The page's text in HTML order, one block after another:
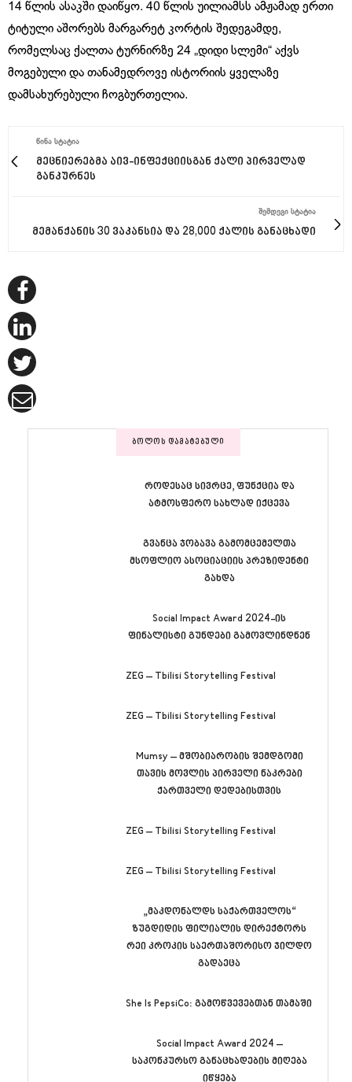
14 წლის ასაკში დაიწყო. 40 წლის უილიამსს ამჟამად ერთი
ტიტული აშორებს მარგარეტ კორტის შედეგამდე,
რომელსაც ქალთა ტურნირზე 24 „დიდი სლემი“ აქვს
მოგებული და თანამედროვე ისტორიის ყველაზე
დამსახურებული ჩოგბურთელია.
ᲬᲘᲜᲐ ᲡᲢᲐᲢᲘᲐ
მეცნიერებმა აივ-ინფექციისგან ქალი პირველად
განკურნეს
ᲨᲔᲛᲓᲔᲒᲘ ᲡᲢᲐᲢᲘᲐ
მემანქანის 30 ვაკანსია და 28,000 ქალის განაცხადი
ᲑᲝᲚᲝᲡ ᲓᲐᲛᲐᲢᲔᲑᲣᲚᲘ
როდესაც სივრცე, ფუნქცია და
ატმოსფერო სახლად იქცევა
გვანცა ჯობავა გამომცემელთა
მსოფლიო ასოციაციის პრეზიდენტი
გახდა
Social Impact Award 2024-ის
ფინალისტი გუნდები გამოვლინდნენ
ZEG – Tbilisi Storytelling Festival
ZEG – Tbilisi Storytelling Festival
Mumsy – მშობიარობის შემდგომი
თავის მოვლის პირველი ნაკრები
ქართველი დედებისთვის
ZEG – Tbilisi Storytelling Festival
ZEG – Tbilisi Storytelling Festival
„მაკდონალდს საქართველოს“
ზუგდიდის ფილიალის დირექტორს
რეი კროკის საერთაშორისო ჯილდო
გადაეცა
She Is PepsiCo: გამოწვევებთან თამაში
Social Impact Award 2024 –
საკონკურსო განაცხადების მიღება
იწყება